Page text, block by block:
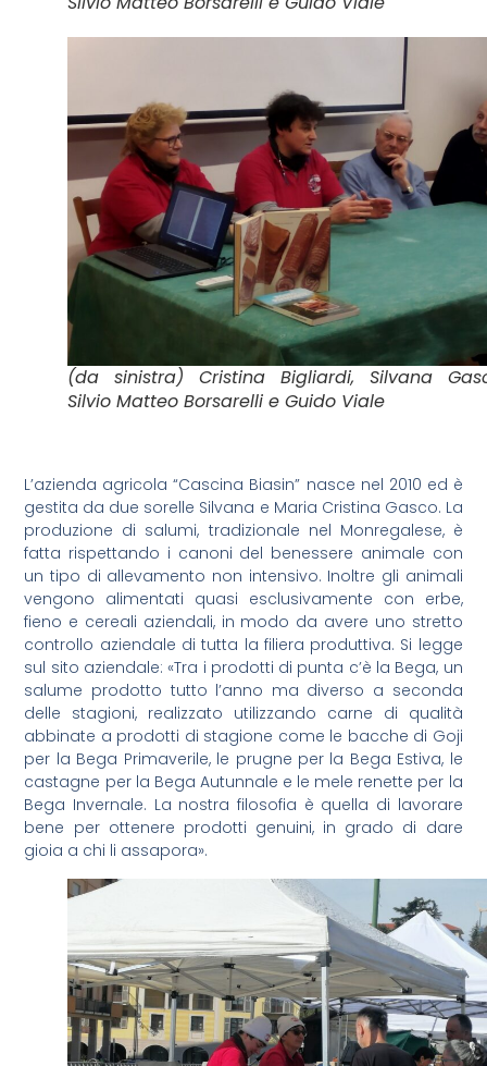
(da sinistra) Cristina Bigliardi, Silvana
Silvio Matteo Borsarelli e Guido Viale
L’azienda agricola “Cascina Biasin” nasce nel 2010 ed è
gestita da due sorelle Silvana e Maria Cristina Gasco. La
produzione di salumi, tradizionale nel Monregalese, è
fatta rispettando i canoni del benessere animale con
un tipo di allevamento non intensivo. Inoltre gli animali
vengono alimentati quasi esclusivamente con erbe,
fieno e cereali aziendali, in modo da avere uno stretto
controllo aziendale di tutta la filiera produttiva. Si legge
sul sito aziendale: «Tra i prodotti di punta c’è la Bega, un
salume prodotto tutto l’anno ma diverso a seconda
delle stagioni, realizzato utilizzando carne di qualità
abbinate a prodotti di stagione come le bacche di Goji
per la Bega Primaverile, le prugne per la Bega Estiva, le
castagne per la Bega Autunnale e le mele renette per la
Bega Invernale. La nostra filosofia è quella di lavorare
bene per ottenere prodotti genuini, in grado di dare
gioia a chi li assapora».